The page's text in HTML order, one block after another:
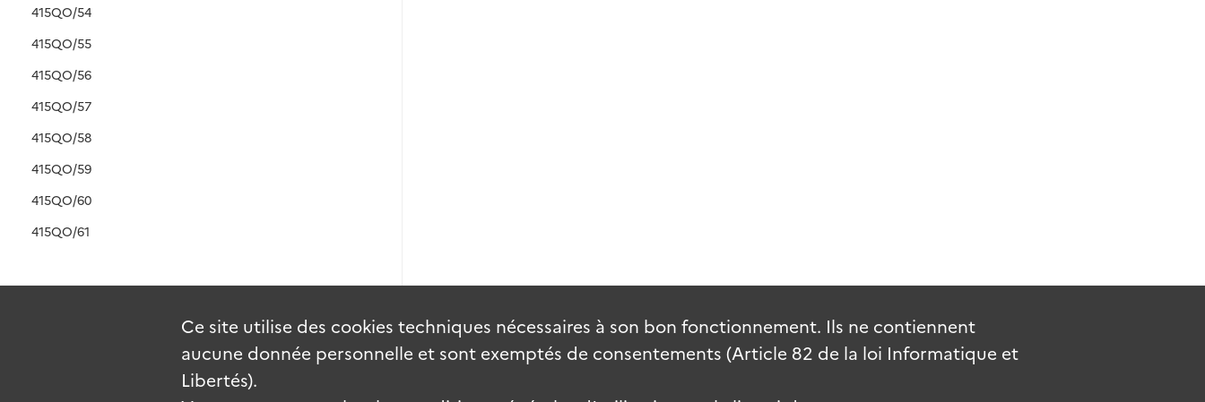
415QO/54
415QO/55
415QO/56
415QO/57
415QO/58
415QO/59
415QO/60
415QO/61
Ce site utilise des cookies techniques nécessaires à son bon fonctionnement. Ils ne contiennent
aucune donnée personnelle et sont exemptés de consentements (Article 82 de la loi Informatique et
Libertés).